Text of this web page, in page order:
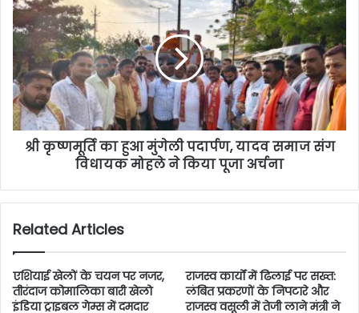
श्री कृष्णमूर्ति का हुआ मुंगेली पदार्पण, यादव समाज संग
विधायक मोहले ने किया पूजा अर्चना
Related Articles
एशियाई खेलों के चयन पर नजर,
तीरंदाज कोमालिका बारी खेलो
इंडिया ट्राइबल गेम्स में दमदार
राजस्व कार्यों में ढिलाई पर सख्त:
लंबित प्रकरणों के निपटारे और
राजस्व वसूली में तेजी लाने मंत्री ने